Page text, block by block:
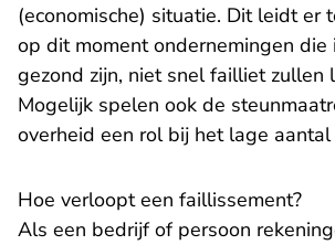
(economische) situatie. Dit leidt er
op dit moment ondernemingen die
gezond zijn, niet snel failliet zullen
Mogelijk spelen ook de
overheid een rol bij het lage
Hoe verloopt een faillissement?
Als een bedrijf of persoon